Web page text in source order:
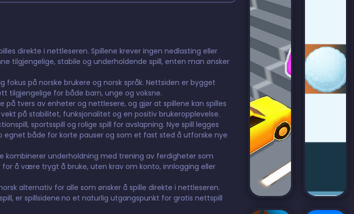
direkte i nettleseren. Spillene krever ingen nedlasting eller
tilgjengelige, stabile og underholdende spill, enten man ønsker
på norske brukere og norsk språk. Nettsiden er bygget
tilgjengelige for både barn, unge og voksne.
på tvers av enheter og nettlesere, og gjør at spillene kan spilles
på stabilitet, funksjonalitet og en positiv brukeropplevelse.
sportsspill og rolige spill for avslapning. Nye spill legges
egnet både for korte pauser og som et fast sted å utforske nye
kombinerer underholdning med trening av ferdigheter som
å være trygt å bruke, uten krav om konto, innlogging eller
alternativ for alle som ønsker å spille direkte i nettleseren.
er spillsidene.no et naturlig utgangspunkt for gratis nettspill